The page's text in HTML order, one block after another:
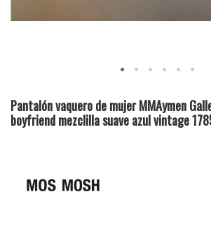
Pantalón vaquero de mujer MMAymen
boyfriend mezclilla suave azul vintage